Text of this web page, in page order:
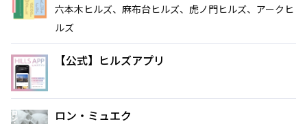
六本木ヒルズ、麻布台ヒルズ、虎ノ門ヒルズ、アークヒ
ルズ
【公式】ヒルズアプリ
ロン・ミュエク